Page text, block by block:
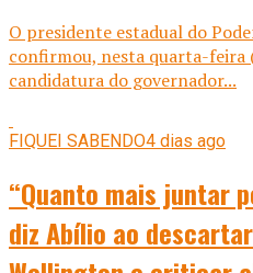
O presidente estadual do
confirmou, nesta quarta-feira
candidatura do governador...
FIQUEI SABENDO4 dias ago
“Quanto mais juntar
diz Abílio ao